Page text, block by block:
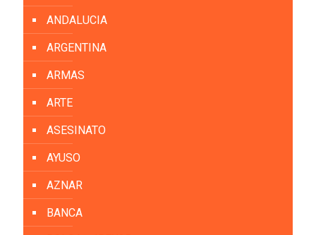
ANDALUCIA
ARGENTINA
ARMAS
ARTE
ASESINATO
AYUSO
AZNAR
BANCA